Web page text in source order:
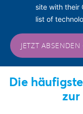
site with their
list of
JETZT
Die